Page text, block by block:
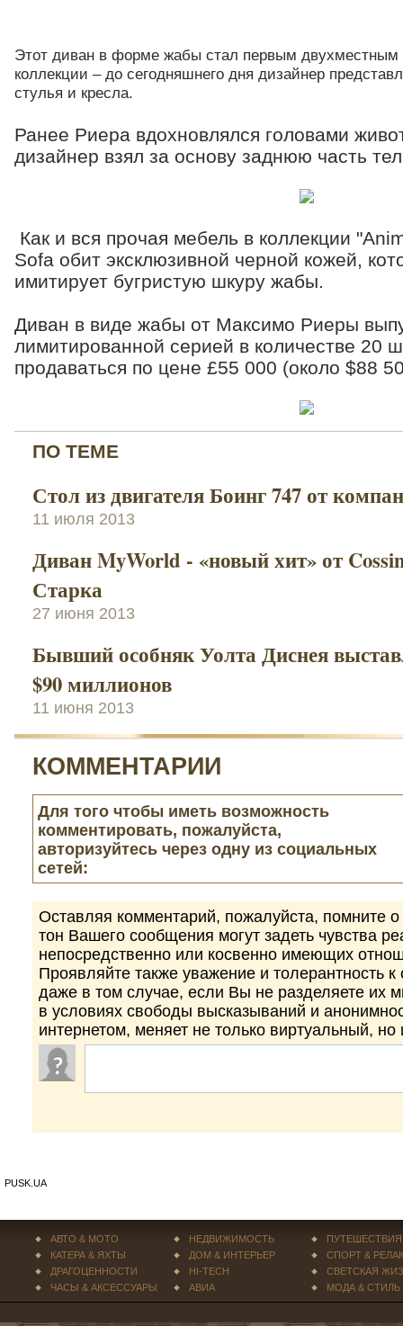
Этот диван в форме жабы стал первым
коллекции – до сегодняшнего дня дизайнер
стулья и кресла.
Ранее Риера вдохновлялся головами
дизайнер взял за основу заднюю часть
Как и вся прочая мебель в коллекции
Sofa обит эксклюзивной черной кожей,
имитирует бугристую шкуру жабы.
Диван в виде жабы от Максимо Риеры
лимитированной серией в количестве 20
продаваться по цене £55 000 (около $88
ПО ТЕМЕ
Стол из двигателя Боинг 747 от
11 июля 2013
Диван MyWorld - «новый хит» от
Старка
27 июня 2013
Бывший особняк Уолта Диснея
$90 миллионов
11 июня 2013
КОММЕНТАРИИ
Для того чтобы иметь возможность
комментировать, пожалуйста,
авторизуйтесь через одну из социальных
сетей:
Оставляя комментарий, пожалуйста, помните
тон Вашего сообщения могут задеть чувства
непосредственно или косвенно имеющих
Проявляйте также уважение и толерантность
даже в том случае, если Вы не разделяете их
в условиях свободы высказываний и
интернетом, меняет не только виртуальный,
PUSK.UA
АВТО & МОТО
КАТЕРА & ЯХТЫ
ДРАГОЦЕННОСТИ
ЧАСЫ & АКСЕССУАРЫ
НЕДВИЖИМОСТЬ
ДОМ & ИНТЕРЬЕР
HI-TECH
АВИА
ПУТЕШЕСТВИЯ
СПОРТ &
СВЕТСКАЯ
МОДА & СТИЛЬ